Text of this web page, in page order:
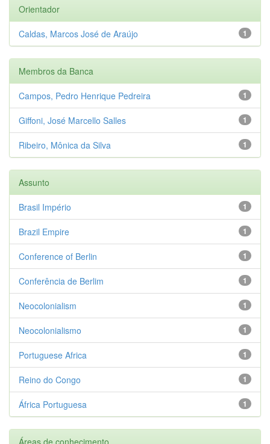
Orientador
1
Caldas, Marcos José de Araújo
Membros da Banca
1
Campos, Pedro Henrique Pedreira
1
Giffoni, José Marcello Salles
1
Ribeiro, Mônica da Silva
Assunto
1
Brasil Império
1
Brazil Empire
1
Conference of Berlin
1
Conferência de Berlim
1
Neocolonialism
1
Neocolonialismo
1
Portuguese Africa
1
Reino do Congo
1
África Portuguesa
Áreas de conhecimento